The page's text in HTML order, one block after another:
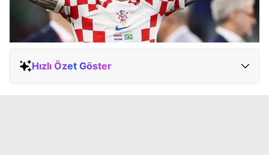
Hızlı Özet Göster